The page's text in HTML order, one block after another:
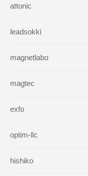
attonic
leadsokki
magnetlabo
magtec
exfo
optim-llc
hishiko